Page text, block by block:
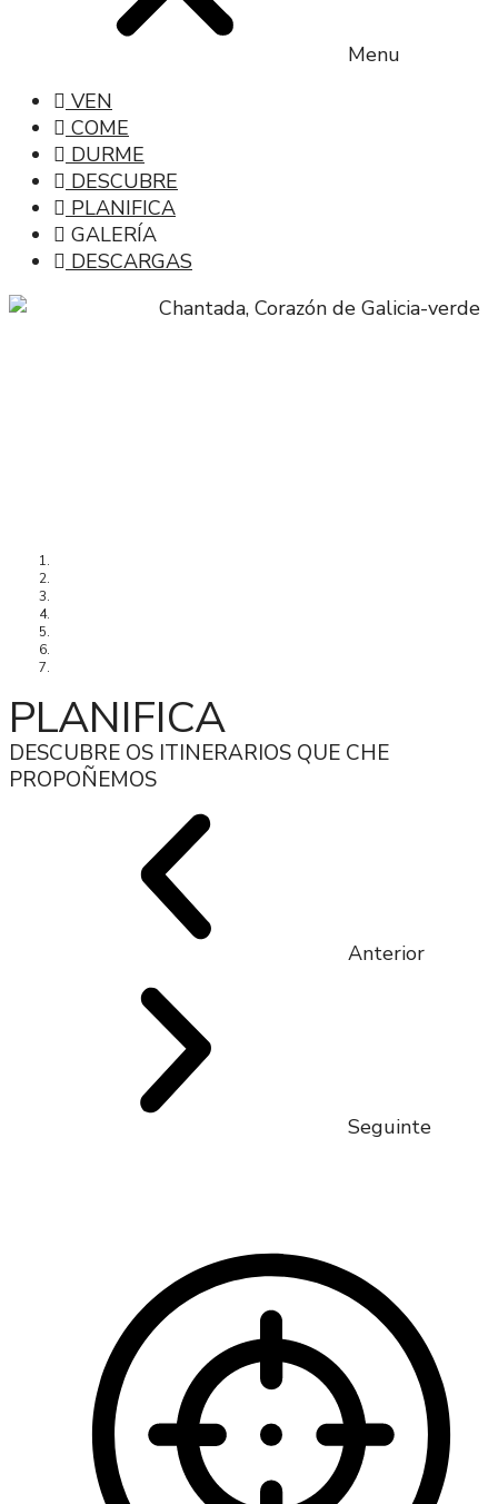
Menu
VEN
COME
DURME
DESCUBRE
PLANIFICA
GALERÍA
DESCARGAS
PLANIFICA
DESCUBRE OS ITINERARIOS QUE CHE
PROPOÑEMOS
Anterior
Seguinte